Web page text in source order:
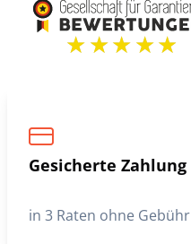
Gesicherte Zahlung
in 3 Raten ohne Gebühr